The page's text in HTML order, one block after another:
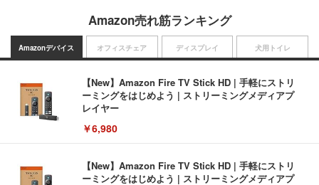
Amazon売れ筋ランキング
Amazonデバイス
【New】Amazon Fire TV Stick HD | 手軽にストリ
ーミングをはじめよう | ストリーミングメディアプ
レイヤー
￥6,980
【New】Amazon Fire TV Stick HD | 手軽にストリ
ーミングをはじめよう | ストリーミングメディアプ
オフィスチェア ディスプレイ 犬用トイレ